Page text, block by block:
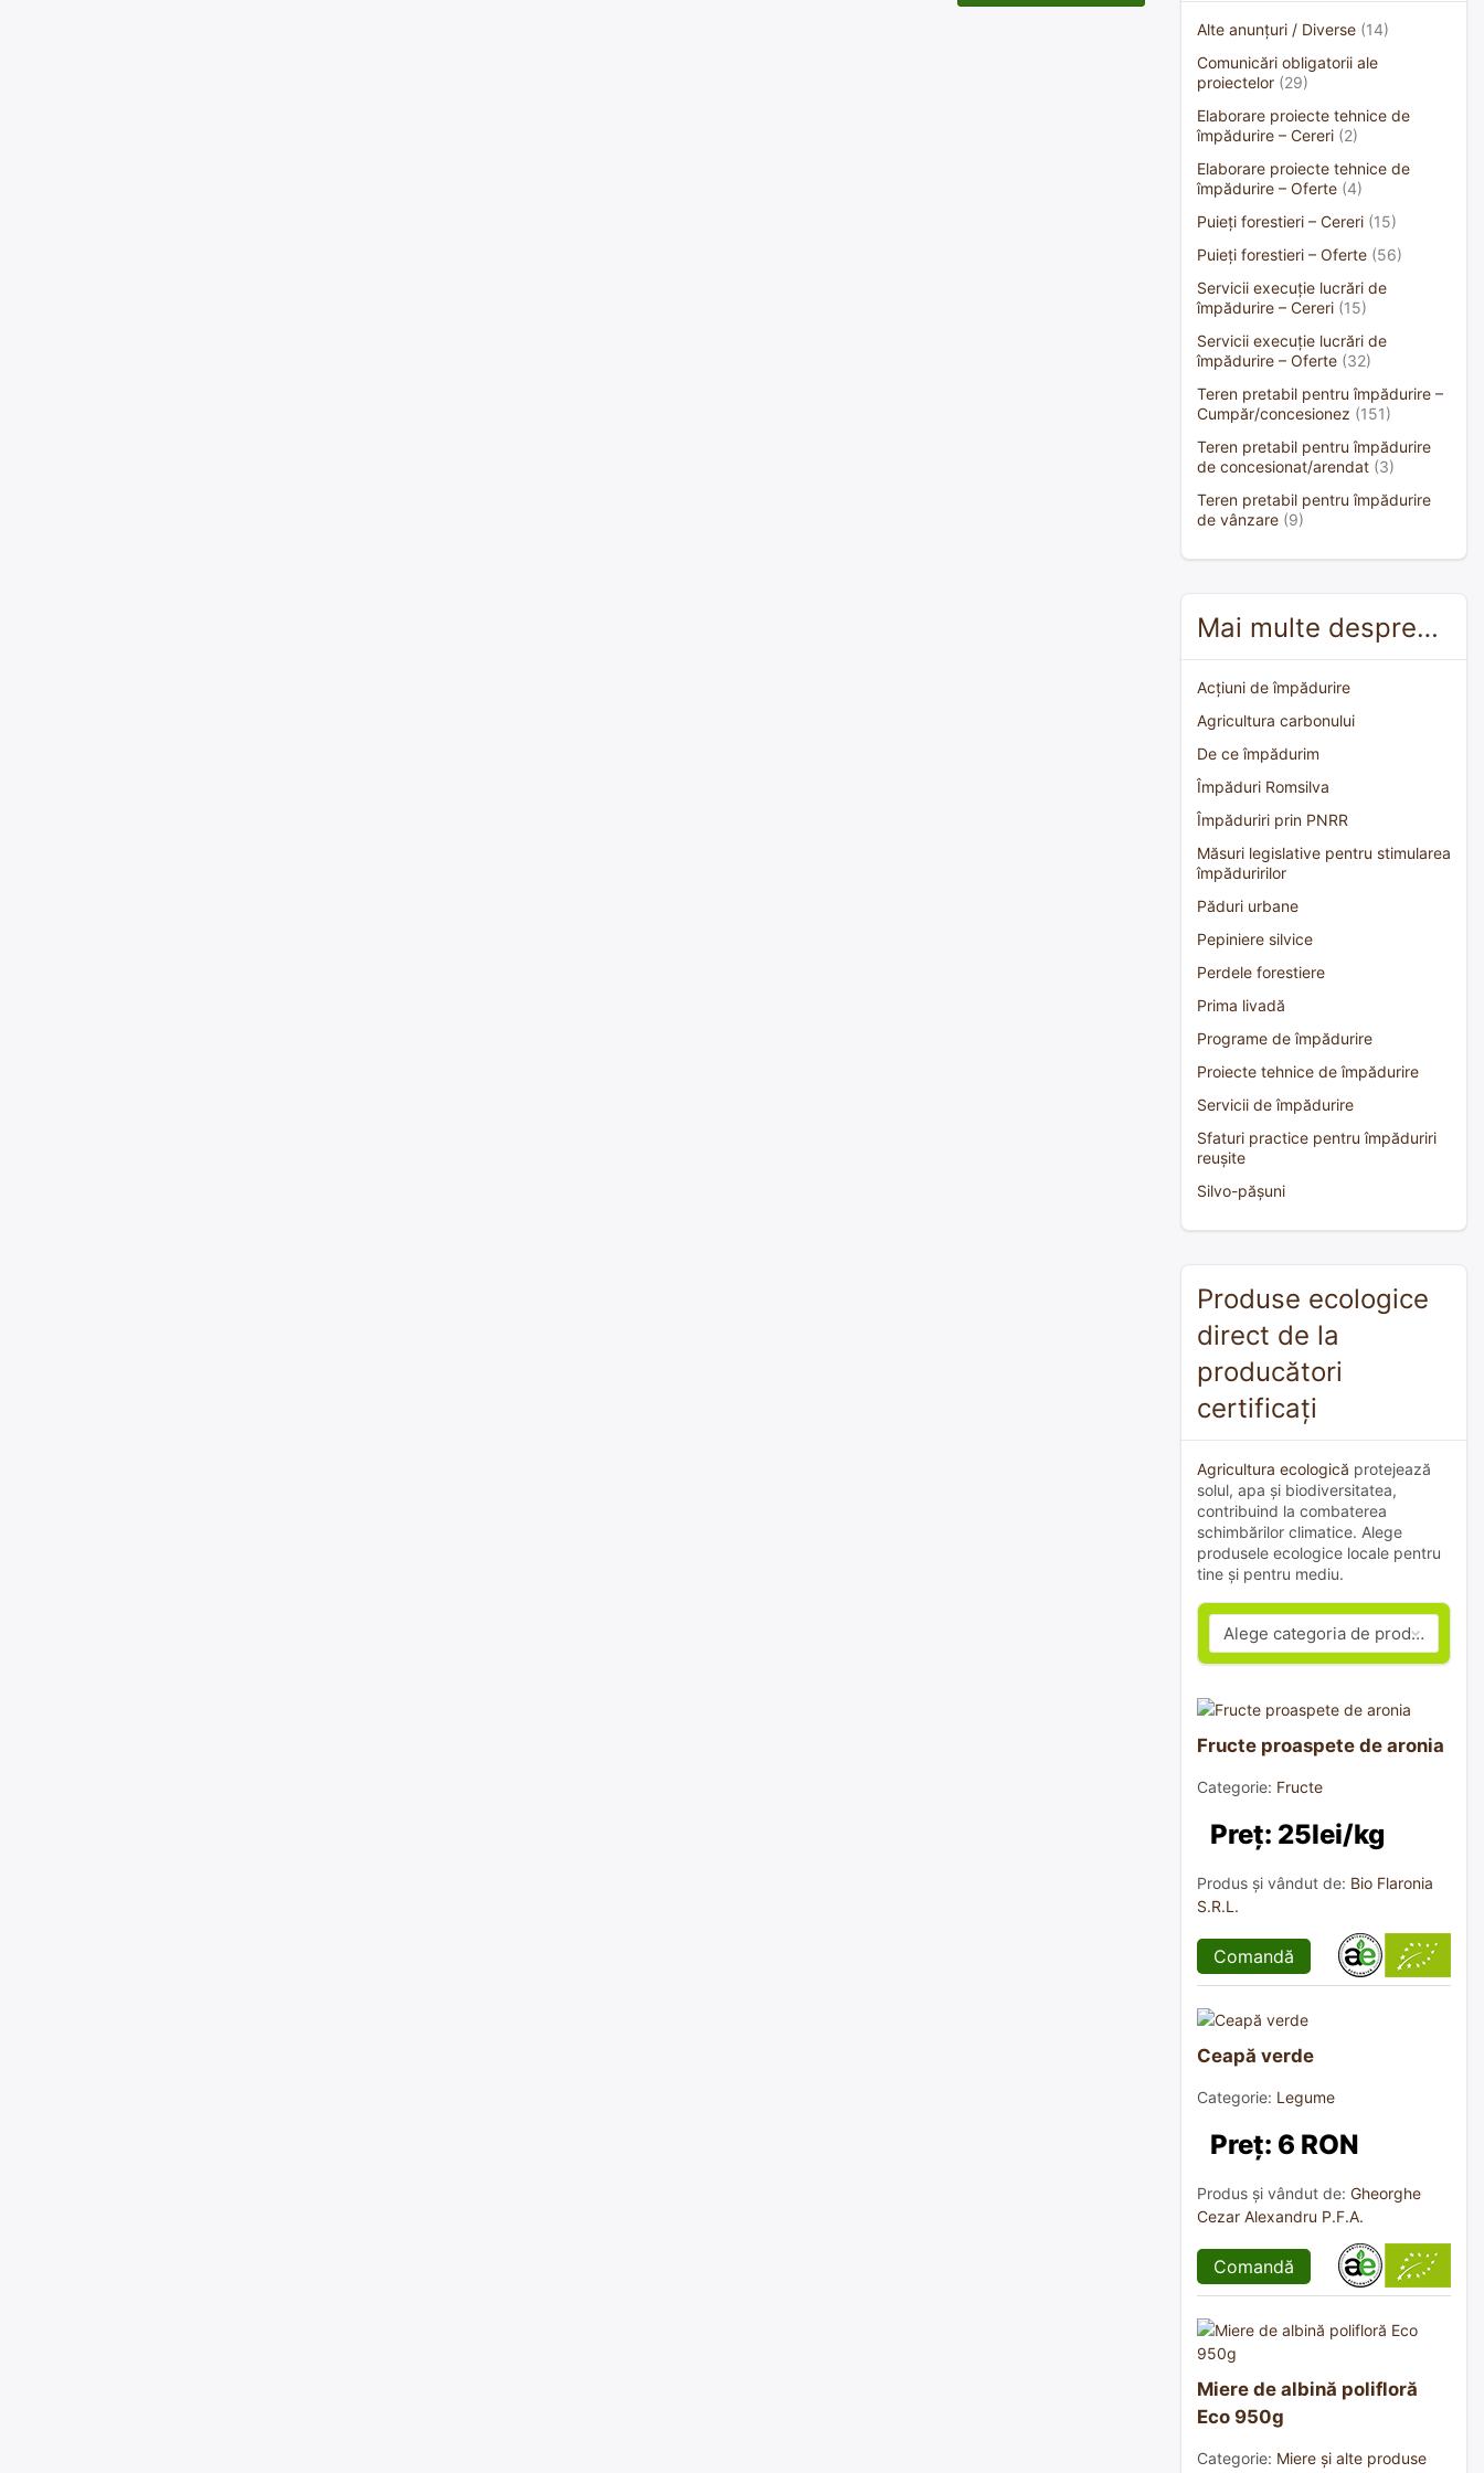
Alte anunțuri / Diverse (14)
Comunicări obligatorii ale
proiectelor (29)
Elaborare proiecte tehnice de
împădurire – Cereri (2)
Elaborare proiecte tehnice de
împădurire – Oferte (4)
Puieți forestieri – Cereri (15)
Puieți forestieri – Oferte (56)
Servicii execuție lucrări de
împădurire – Cereri (15)
Servicii execuție lucrări de
împădurire – Oferte (32)
Teren pretabil pentru împădurire –
Cumpăr/concesionez (151)
Teren pretabil pentru împădurire
de concesionat/arendat (3)
Teren pretabil pentru împădurire
de vânzare (9)
Mai multe despre…
Acțiuni de împădurire
Agricultura carbonului
De ce împădurim
Împăduri Romsilva
Împăduriri prin PNRR
Măsuri legislative pentru stimularea
împăduririlor
Păduri urbane
Pepiniere silvice
Perdele forestiere
Prima livadă
Programe de împădurire
Proiecte tehnice de împădurire
Servicii de împădurire
Sfaturi practice pentru împăduriri
reușite
Silvo-pășuni
Produse ecologice
direct de la
producători
certificați
Agricultura ecologică protejează
solul, apa și biodiversitatea,
contribuind la combaterea
schimbărilor climatice. Alege
produsele ecologice locale pentru
tine și pentru mediu.
Fructe proaspete de aronia
Categorie: Fructe
Preț: 25lei/kg
Produs și vândut de: Bio Flaronia
S.R.L.
Comandă
Ceapă verde
Categorie: Legume
Preț: 6 RON
Produs și vândut de: Gheorghe
Cezar Alexandru P.F.A.
Comandă
Miere de albină polifloră
Eco 950g
Categorie: Miere și alte produse